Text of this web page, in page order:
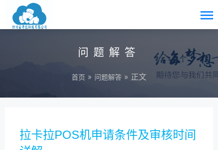
问题解答
首页 » 问题解答 » 正文
拉卡拉POS机申请条件及审核时间